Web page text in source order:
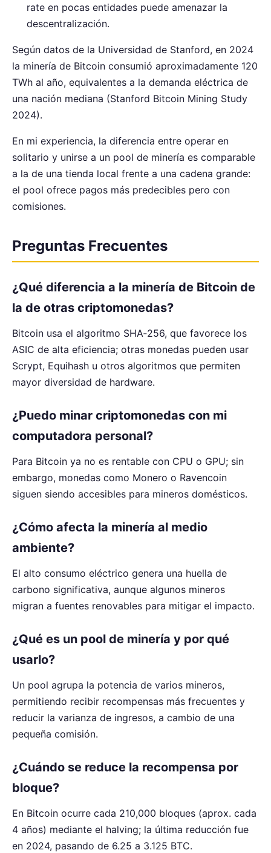
rate en pocas entidades puede amenazar la
descentralización.
Según datos de la Universidad de Stanford, en 2024
la minería de Bitcoin consumió aproximadamente 120
TWh al año, equivalentes a la demanda eléctrica de
una nación mediana (Stanford Bitcoin Mining Study
2024).
En mi experiencia, la diferencia entre operar en
solitario y unirse a un pool de minería es comparable
a la de una tienda local frente a una cadena grande:
el pool ofrece pagos más predecibles pero con
comisiones.
Preguntas Frecuentes
¿Qué diferencia a la minería de Bitcoin de
la de otras criptomonedas?
Bitcoin usa el algoritmo SHA‑256, que favorece los
ASIC de alta eficiencia; otras monedas pueden usar
Scrypt, Equihash u otros algoritmos que permiten
mayor diversidad de hardware.
¿Puedo minar criptomonedas con mi
computadora personal?
Para Bitcoin ya no es rentable con CPU o GPU; sin
embargo, monedas como Monero o Ravencoin
siguen siendo accesibles para mineros domésticos.
¿Cómo afecta la minería al medio
ambiente?
El alto consumo eléctrico genera una huella de
carbono significativa, aunque algunos mineros
migran a fuentes renovables para mitigar el impacto.
¿Qué es un pool de minería y por qué
usarlo?
Un pool agrupa la potencia de varios mineros,
permitiendo recibir recompensas más frecuentes y
reducir la varianza de ingresos, a cambio de una
pequeña comisión.
¿Cuándo se reduce la recompensa por
bloque?
En Bitcoin ocurre cada 210,000 bloques (aprox. cada
4 años) mediante el halving; la última reducción fue
en 2024, pasando de 6.25 a 3.125 BTC.